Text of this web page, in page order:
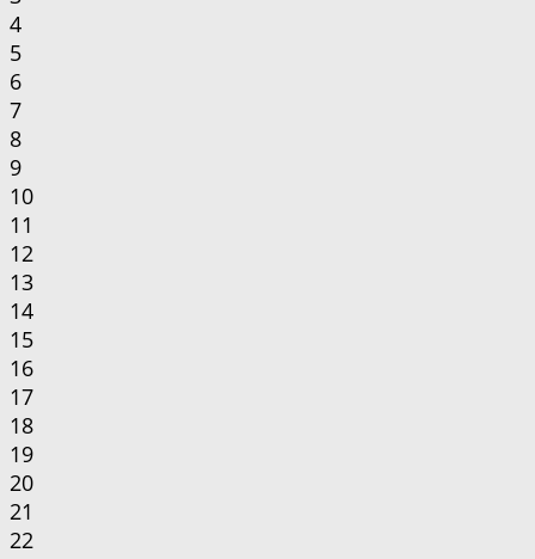
4
5
6
7
8
9
10
11
12
13
14
15
16
17
18
19
20
21
22